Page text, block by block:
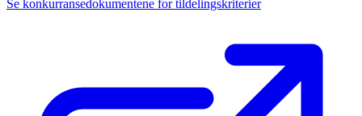
Se konkurransedokumentene for tildelingskriterier